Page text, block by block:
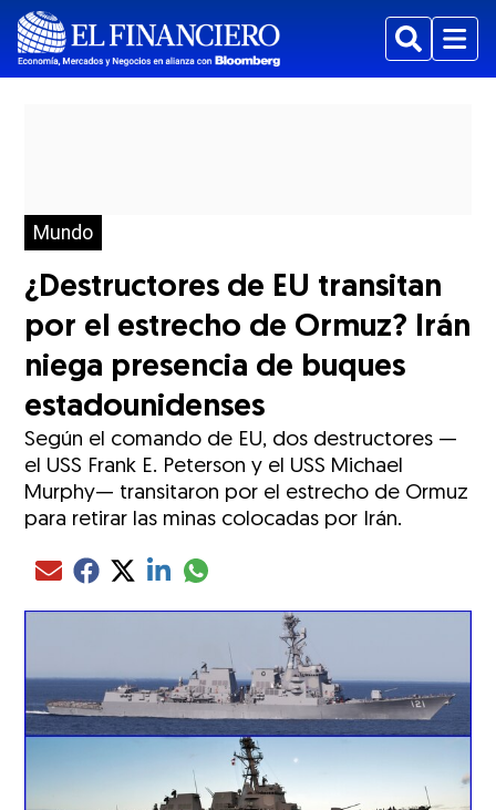
BuscarMenu
Mundo
¿Destructores de EU transitan
por el estrecho de Ormuz? Irán
niega presencia de buques
estadounidenses
Según el comando de EU, dos destructores —
el USS Frank E. Peterson y el USS Michael
Murphy— transitaron por el estrecho de Ormuz
para retirar las minas colocadas por Irán.
Compartir el artículo actual mediante Email
Compartir el artículo actual mediante Facebook
Compartir el artículo actual mediante Twitter
Compartir el artículo actual mediante LinkedIn
Compartir el artículo actual mediante